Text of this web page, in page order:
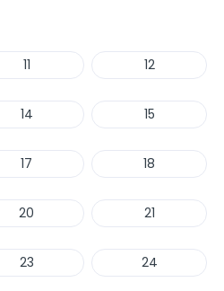
11 12
14 15
17 18
20 21
23 24